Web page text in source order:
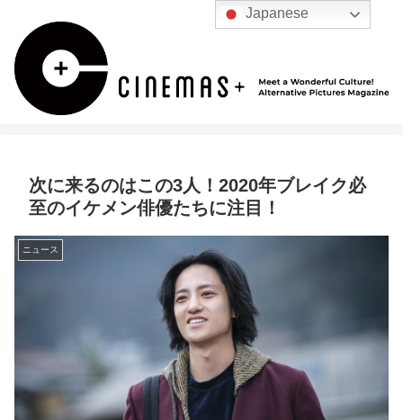
次に来るのはこの3人！2020年ブレイク必
至のイケメン俳優たちに注目！
ニュース
Japanese